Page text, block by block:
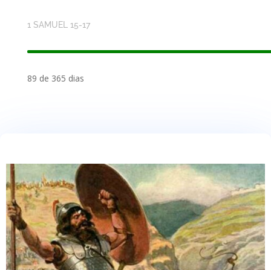
1 SAMUEL 15-17
89 de 365 dias